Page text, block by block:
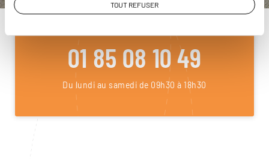
TOUT REFUSER
ou
01 85 08 10 49
Du lundi au samedi de 09h30 à 18h30